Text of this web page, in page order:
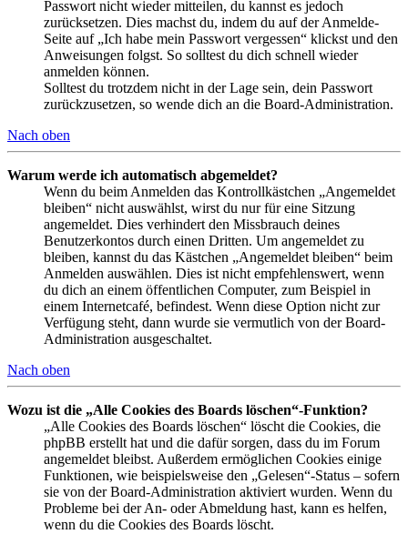
Passwort nicht wieder mitteilen, du kannst es jedoch
zurücksetzen. Dies machst du, indem du auf der Anmelde-
Seite auf „Ich habe mein Passwort vergessen“ klickst und den
Anweisungen folgst. So solltest du dich schnell wieder
anmelden können.
Solltest du trotzdem nicht in der Lage sein, dein Passwort
zurückzusetzen, so wende dich an die Board-Administration.
Nach oben
Warum werde ich automatisch abgemeldet?
Wenn du beim Anmelden das Kontrollkästchen „Angemeldet
bleiben“ nicht auswählst, wirst du nur für eine Sitzung
angemeldet. Dies verhindert den Missbrauch deines
Benutzerkontos durch einen Dritten. Um angemeldet zu
bleiben, kannst du das Kästchen „Angemeldet bleiben“ beim
Anmelden auswählen. Dies ist nicht empfehlenswert, wenn
du dich an einem öffentlichen Computer, zum Beispiel in
einem Internetcafé, befindest. Wenn diese Option nicht zur
Verfügung steht, dann wurde sie vermutlich von der Board-
Administration ausgeschaltet.
Nach oben
Wozu ist die „Alle Cookies des Boards löschen“-Funktion?
„Alle Cookies des Boards löschen“ löscht die Cookies, die
phpBB erstellt hat und die dafür sorgen, dass du im Forum
angemeldet bleibst. Außerdem ermöglichen Cookies einige
Funktionen, wie beispielsweise den „Gelesen“-Status – sofern
sie von der Board-Administration aktiviert wurden. Wenn du
Probleme bei der An- oder Abmeldung hast, kann es helfen,
wenn du die Cookies des Boards löscht.